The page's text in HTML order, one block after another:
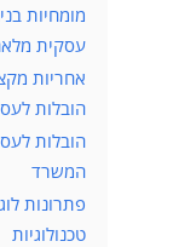
מומחיות
עסקית
אחריות
הובלות
הובלות
המשרד
פתרונות
טכנולוגיות